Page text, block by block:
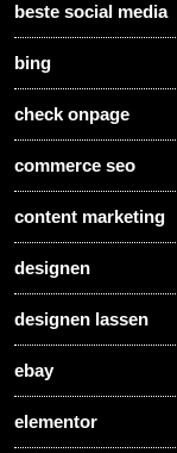
beste social media
bing
check onpage
commerce seo
content marketing
designen
designen lassen
ebay
elementor